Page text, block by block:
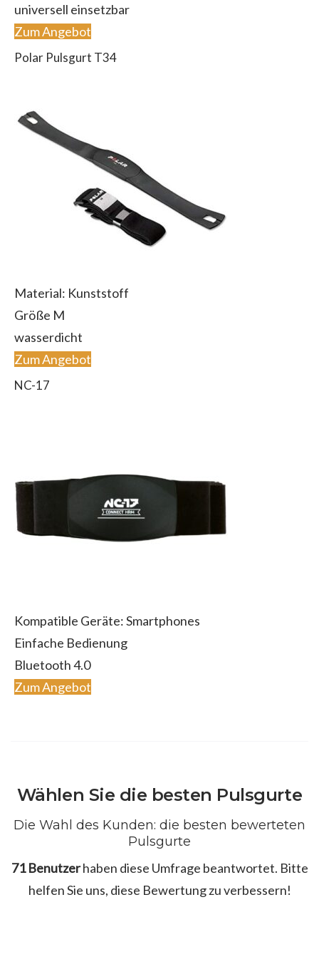
universell einsetzbar
Zum Angebot
Polar Pulsgurt T34
Material: Kunststoff
Größe M
wasserdicht
Zum Angebot
NC-17
Kompatible Geräte: Smartphones
Einfache Bedienung
Bluetooth 4.0
Zum Angebot
Wählen Sie die besten Pulsgurte
Die Wahl des Kunden: die besten bewerteten
Pulsgurte
71 Benutzerhaben diese Umfrage beantwortet. Bitte
helfen Sie uns, diese Bewertung zu verbessern!